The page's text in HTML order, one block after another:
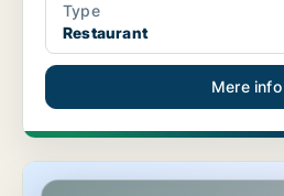
Type
Restaurant
Mere info
Restaurant i Køge